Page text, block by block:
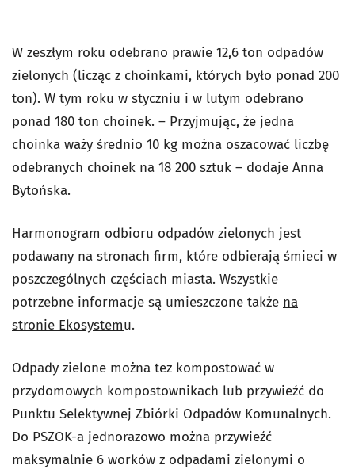
W zeszłym roku odebrano prawie 12,6 ton odpadów
zielonych (licząc z choinkami, których było ponad 200
ton). W tym roku w styczniu i w lutym odebrano
ponad 180 ton choinek. – Przyjmując, że jedna
choinka waży średnio 10 kg można oszacować liczbę
odebranych choinek na 18 200 sztuk – dodaje Anna
Bytońska.
Harmonogram odbioru odpadów zielonych jest
podawany na stronach firm, które odbierają śmieci w
poszczególnych częściach miasta. Wszystkie
potrzebne informacje są umieszczone także na
stronie Ekosystemu.
Odpady zielone można tez kompostować w
przydomowych kompostownikach lub przywieźć do
Punktu Selektywnej Zbiórki Odpadów Komunalnych.
Do PSZOK-a jednorazowo można przywieźć
maksymalnie 6 worków z odpadami zielonymi o